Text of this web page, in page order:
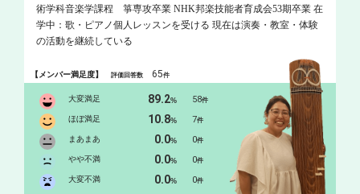
術学科音楽学課程 箏専攻卒業 NHK邦楽技能者育成会53期卒業 在
学中：歌・ピアノ個人レッスンを受ける 現在は演奏・教室・体験
の活動を継続している
【メンバー満足度】評価回答数 65件
大変満足 89.2% 58件
ほぼ満足 10.8% 7件
まあまあ 0.0% 0件
やや不満 0.0% 0件
大変不満 0.0% 0件